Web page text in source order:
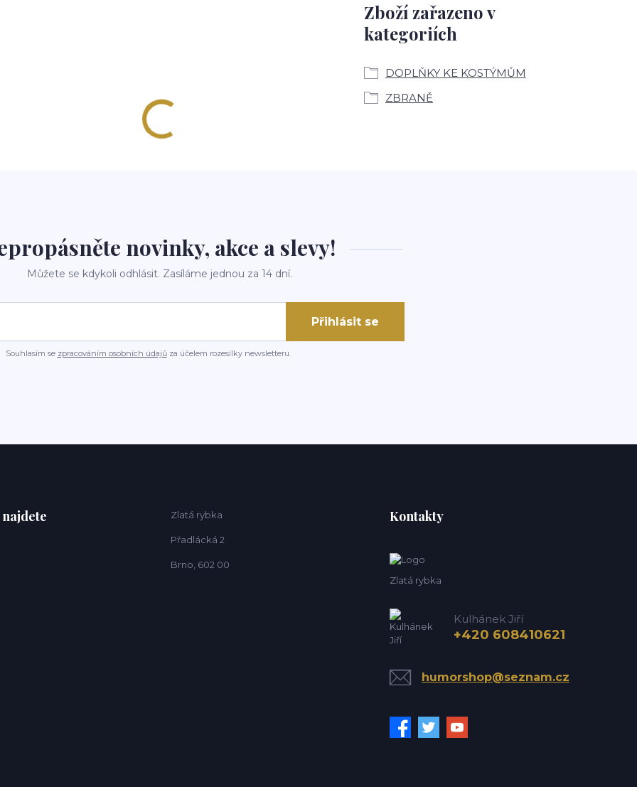
Zboží zařazeno v
kategoriích
DOPLŇKY KE KOSTÝMŮM
ZBRANĚ
novinky, akce a slevy!
Můžete se kdykoli odhlásit. Zasíláme jednou za 14 dní.
Přihlásit se
Souhlasím se zpracováním osobních údajůza účelem rozesílky newsletteru.
Zlatá rybka
Přadlácká 2
Brno, 602 00
Kontakty
Zlatá rybka
Kulhánek Jiří
+420 608410621
humorshop@seznam.cz